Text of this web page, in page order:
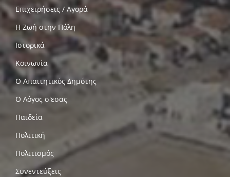
Επιχειρήσεις / Αγορά
Η Ζωή στην Πόλη
Ιστορικά
Κοινωνία
Ο Απαιτητικός Δημότης
Ο Λόγος σ'εσας
Παιδεία
Πολιτική
Πολιτισμός
Συνεντεύξεις